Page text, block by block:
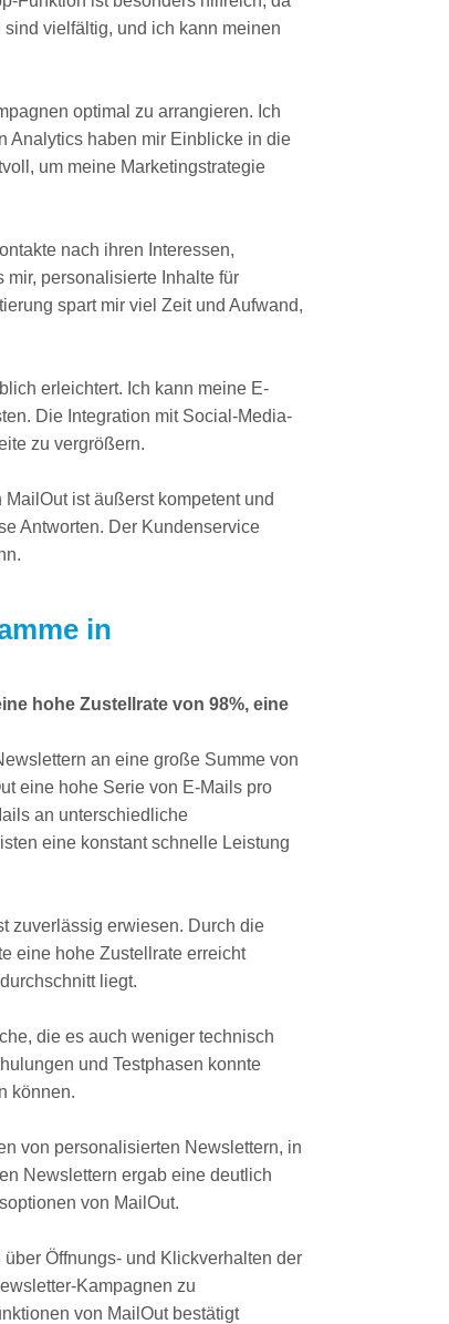
vielfältig, und ich kann meinen
optimal zu arrangieren. Ich
Analytics haben mir Einblicke in die
um meine Marketingstrategie
nach ihren Interessen,
personalisierte Inhalte für
spart mir viel Zeit und Aufwand,
erleichtert. Ich kann meine E-
Die Integration mit Social-Media-
zu vergrößern.
ist äußerst kompetent und
Antworten. Der Kundenservice
in
hohe Zustellrate von 98%, eine
an eine große Summe von
eine hohe Serie von E-Mails pro
an unterschiedliche
eine konstant schnelle Leistung
zuverlässig erwiesen. Durch die
eine hohe Zustellrate erreicht
liegt.
die es auch weniger technisch
und Testphasen konnte
können.
von personalisierten Newslettern, in
Newslettern ergab eine deutlich
von MailOut.
Öffnungs- und Klickverhalten der
Kampagnen zu
von MailOut bestätigt